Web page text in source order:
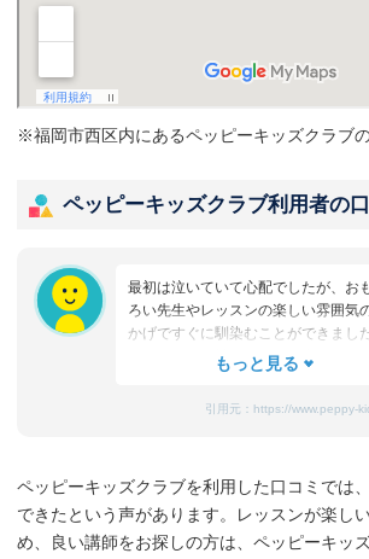
※福岡市西区内にあるペッピーキッズクラブ
ペッピーキッズクラブ利用者の
最初は泣いていて心配でしたが、お
ろい先生やレッスンの楽しい雰囲気
かげですぐに馴染むことができました
たまにママと離れるときに嫌がること
れ、お迎えのときはいつも笑顔です
3歳児を飽きさせない充実したレッ
と思います。うちの子は特に歌やダ
が好きなようで、よく「Hello～♪」
引用元： https://www.peppy-
ペッピーキッズクラブを利用した口コミでは
できたという声があります。レッスンが楽し
め、良い講師をお探しの方は、ペッピーキッ